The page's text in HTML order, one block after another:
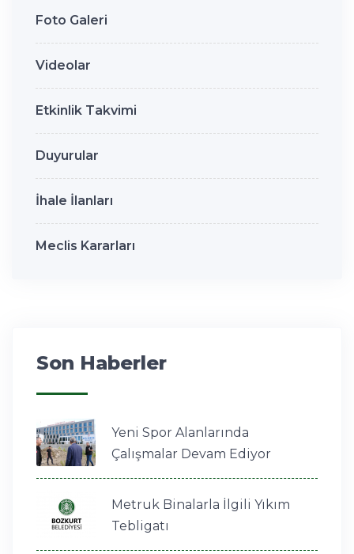
Foto Galeri
Videolar
Etkinlik Takvimi
Duyurular
İhale İlanları
Meclis Kararları
Son Haberler
Yeni Spor Alanlarında
Çalışmalar Devam Ediyor
Metruk Binalarla İlgili Yıkım
Tebligatı